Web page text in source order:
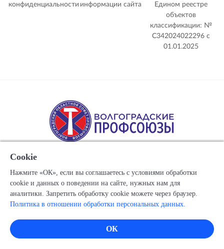
конфиденциальности информации сайта
Едином реестре
объектов
классификации: №
С342024022296 c
01.01.2025
Copyright © 1917-2025 Союз организаций профсоюзов
"Волгоградский областной Совет профессиональных
Все права защищены.
Cookie
Нажмите «ОК», если вы соглашаетесь с условиями обработки
cookie и данных о поведении на сайте, нужных нам для
аналитики. Запретить обработку cookie можете через браузер.
Политика в отношении обработки персональных данных.
ОК